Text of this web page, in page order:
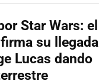
Star Wars: el
su llegada
Lucas dando